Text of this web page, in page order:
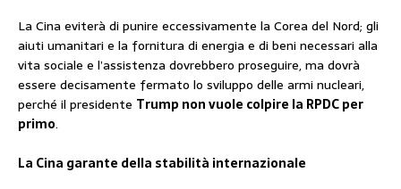
La Cina eviterà di punire eccessivamente la Corea del Nord; gli
aiuti umanitari e la fornitura di energia e di beni necessari alla
vita sociale e l’assistenza dovrebbero proseguire, ma dovrà
essere decisamente fermato lo sviluppo delle armi nucleari,
perché il presidente Trump non vuole colpire la RPDC per
primo.
La Cina garante della stabilità internazionale